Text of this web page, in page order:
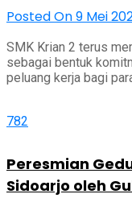
Posted On 9 Mei
SMK Krian 2 terus
sebagai bentuk
peluang kerja bagi para
782
Peresmian
Sidoarjo oleh